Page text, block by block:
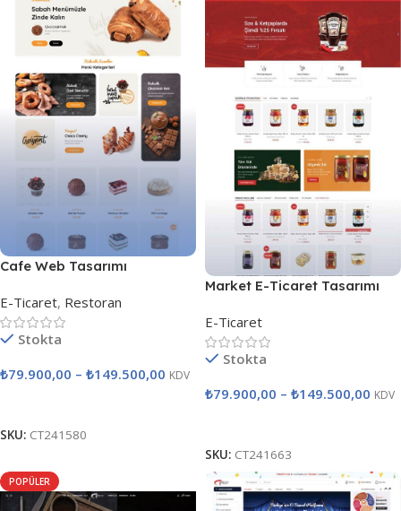
Cafe Web Tasarımı
E-Ticaret, Restoran
Stokta
₺79.900,00 – ₺149.500,00 KDV
SKU: CT241580
Market E-Ticaret Tasarımı
E-Ticaret
Stokta
₺79.900,00 – ₺149.500,00 KDV
SKU: CT241663
POPÜLER